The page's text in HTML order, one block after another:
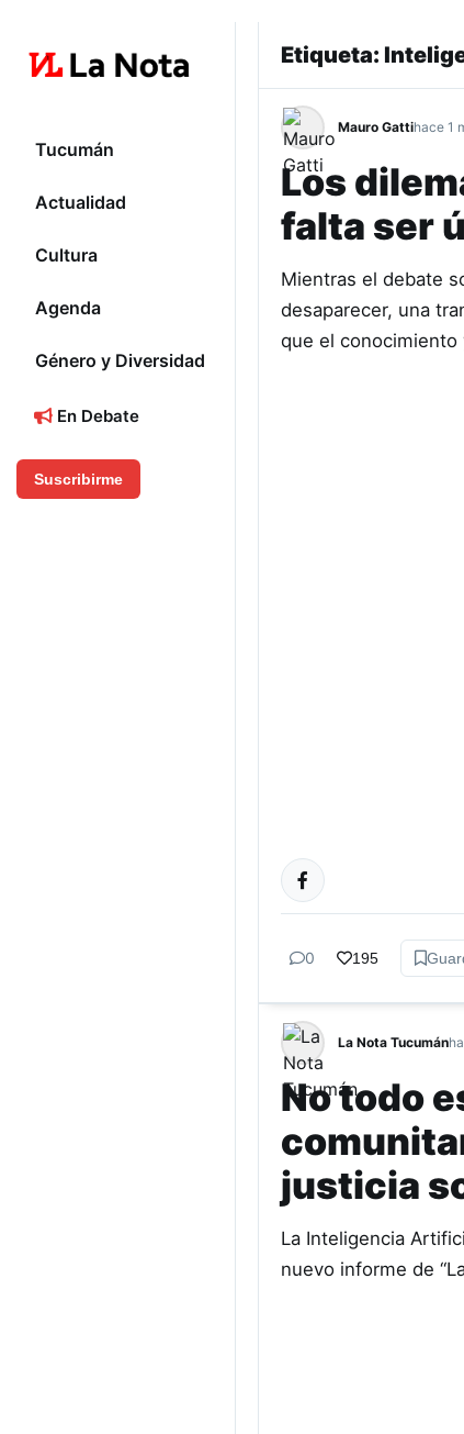
Tucumán
Actualidad
Cultura
Agenda
Género y Diversidad
En Debate
Suscribirme
Etiqueta:
Mauro Gattihace 1
Los
falta ser
Mientras el debate
desaparecer, una
que el
ACTUALIDAD
0 195
La Nota Tucumán
No todo
justicia
La Inteligencia
nuevo informe de